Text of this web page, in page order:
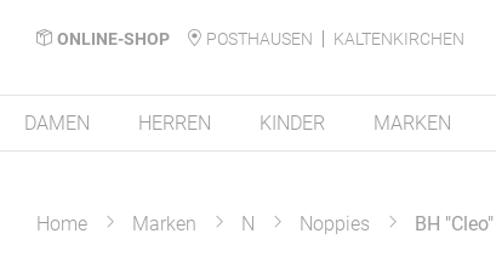
ONLINE-SHOP POSTHAUSEN
KALTENKIRCHEN
DAMEN HERREN KINDER MARKEN
Home Marken N Noppies BH "Cleo"